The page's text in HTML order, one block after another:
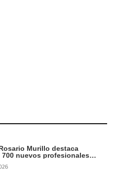
Murillo destaca
nuevos profesionales